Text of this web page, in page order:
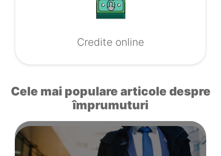
Credite online
Cele mai populare articole despre
împrumuturi